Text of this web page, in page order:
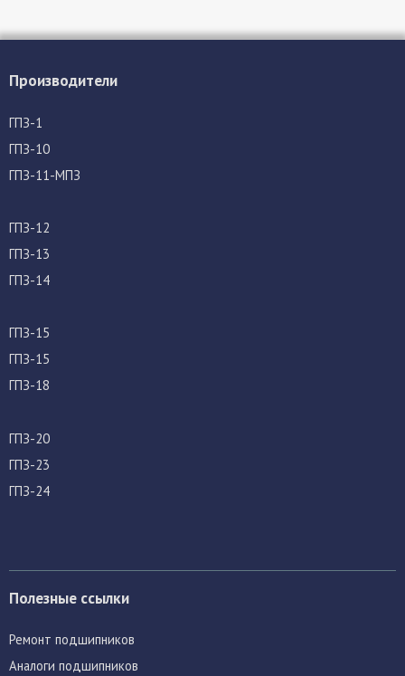
Производители
ГПЗ-1
ГПЗ-10
ГПЗ-11-МПЗ
ГПЗ-12
ГПЗ-13
ГПЗ-14
ГПЗ-15
ГПЗ-15
ГПЗ-18
ГПЗ-20
ГПЗ-23
ГПЗ-24
Полезные ссылки
Ремонт подшипников
Аналоги подшипников